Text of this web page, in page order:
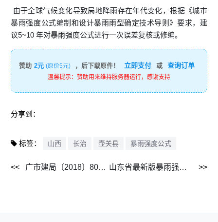
由于全球气候变化导致局地降雨存在年代变化，根据《城市
暴雨强度公式编制和设计暴雨雨型确定技术导则》要求，建
议5~10 年对暴雨强度公式进行一次误差复核或修编。
赞助 2元 (原价5元) ，后下载原件！ 立即支付 或 查询订单
温馨提示：赞助用来维持服务器运行，感谢支持
分享到：
标签： 山西 长治 壶关县 暴雨强度公式
广市建局〔2018〕80号关于发布广安城区暴雨强度公式的通知2018.04.03.doc 山东省最新版暴雨强度公式.pdf